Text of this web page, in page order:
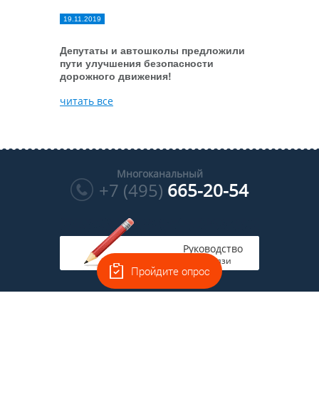
19.11.2019
Депутаты и автошколы предложили
пути улучшения безопасности
дорожного движения!
читать все
Многоканальный
+7 (495) 665-20-54
Руководство
на связи
Пройдите опрос